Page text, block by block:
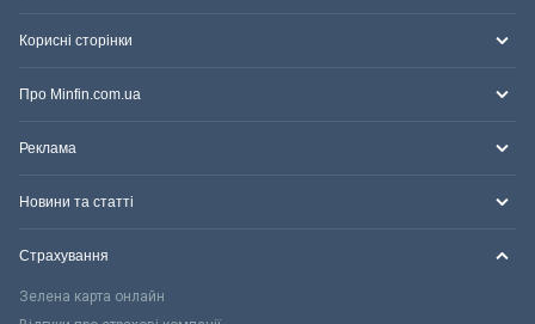
Корисні сторінки
Про Minfin.com.ua
Реклама
Новини та статті
Страхування
Зелена карта онлайн